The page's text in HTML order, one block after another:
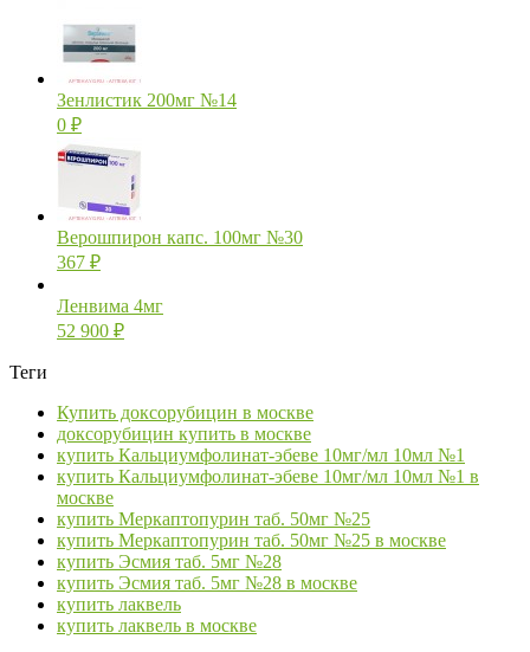
Зенлистик 200мг №14
0 ₽
Верошпирон капс. 100мг №30
367 ₽
Ленвима 4мг
52 900 ₽
Теги
Купить доксорубицин в москве
доксорубицин купить в москве
купить Кальциумфолинат-эбеве 10мг/мл 10мл №1
купить Кальциумфолинат-эбеве 10мг/мл 10мл №1 в
москве
купить Меркаптопурин таб. 50мг №25
купить Меркаптопурин таб. 50мг №25 в москве
купить Эсмия таб. 5мг №28
купить Эсмия таб. 5мг №28 в москве
купить лаквель
купить лаквель в москве